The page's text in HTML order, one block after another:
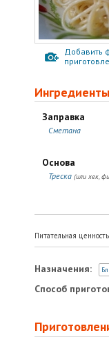
Добавить
Ингредиенты
Заправка
Сметана
Основа
Треска (или хек,
Питательная
Назначения:
Способ